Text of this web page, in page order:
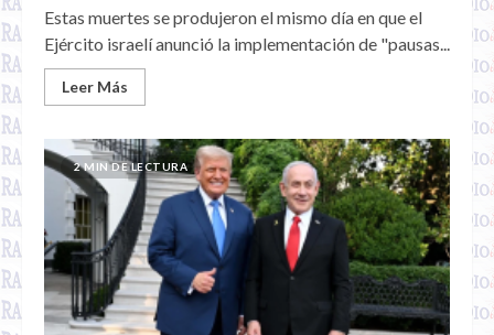
Estas muertes se produjeron el mismo día en que el
Ejército israelí anunció la implementación de "pausas...
Leer Más
2 MIN DE LECTURA